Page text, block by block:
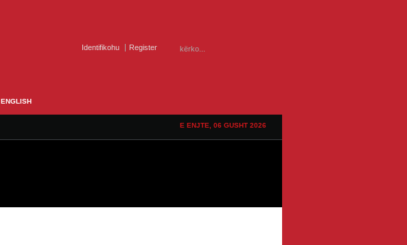
Identifikohu Register
ENGLISH
E ENJTE, 06 GUSHT 2026